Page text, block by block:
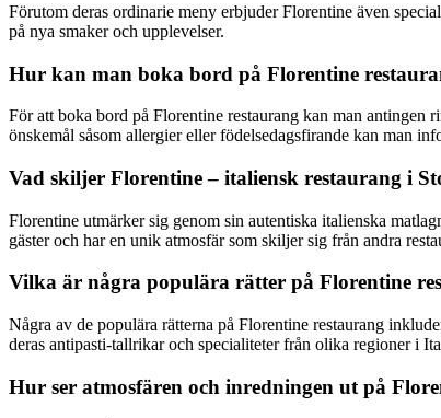
Förutom deras ordinarie meny erbjuder Florentine även
på nya smaker och upplevelser.
Hur kan man boka bord på Florentine
För att boka bord på Florentine restaurang kan man antingen
önskemål såsom allergier eller födelsedagsfirande kan man
Vad skiljer Florentine – italiensk restaurang i
Florentine utmärker sig genom sin autentiska italienska
gäster och har en unik atmosfär som skiljer sig från andra
Vilka är några populära rätter på Florentine
Några av de populära rätterna på Florentine restaurang
deras antipasti-tallrikar och specialiteter från olika regioner i
Hur ser atmosfären och inredningen ut på